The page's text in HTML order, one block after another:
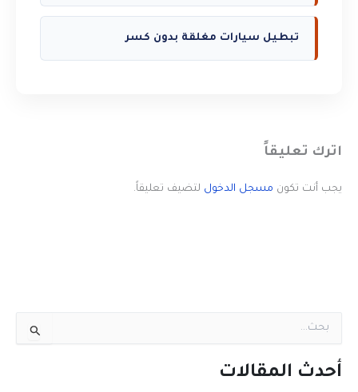
تبطيل سيارات مغلقة بدون كسر
اترك تعليقاً
يجب أنت تكون مسجل الدخول لتضيف تعليقاً.
حأحدث المقالات